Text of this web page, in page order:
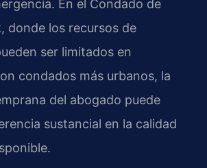
En el Condado de
donde los recursos de
ser limitados en
condados más urbanos, la
del abogado puede
sustancial en la calidad